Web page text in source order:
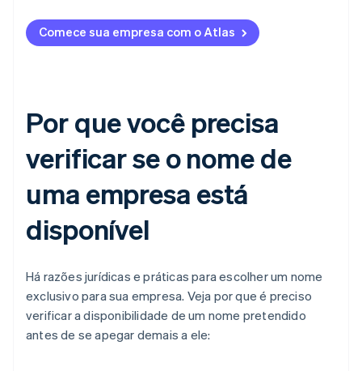
Comece sua empresa com o Atlas
Por que você precisa
verificar se o nome de
uma empresa está
disponível
Há razões jurídicas e práticas para escolher um nome
exclusivo para sua empresa. Veja por que é preciso
verificar a disponibilidade de um nome pretendido
antes de se apegar demais a ele: